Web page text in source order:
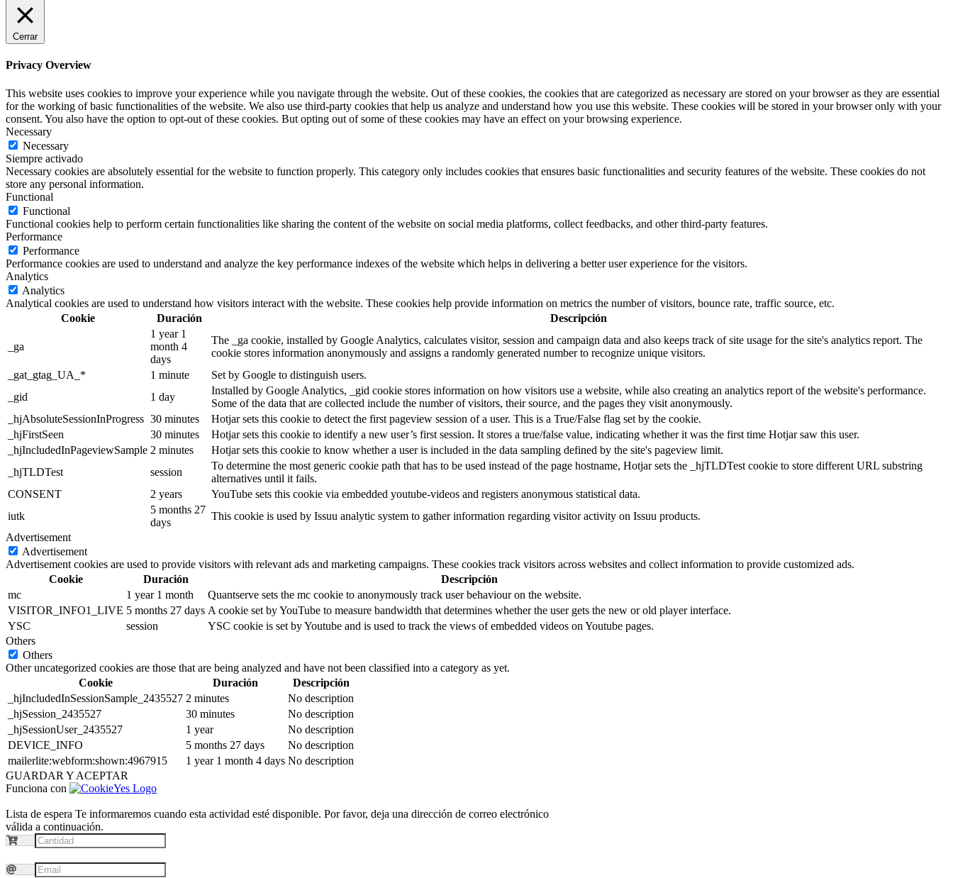
Cerrar
Privacy Overview
This website uses cookies to improve your experience while you navigate through the website. Out of these cookies, the cookies that are categorized as necessary are stored on your browser as they are essential
for the working of basic functionalities of the website. We also use third-party cookies that help us analyze and understand how you use this website. These cookies will be stored in your browser only with your
consent. You also have the option to opt-out of these cookies. But opting out of some of these cookies may have an effect on your browsing experience.
Necessary
Necessary
Siempre activado
Necessary cookies are absolutely essential for the website to function properly. This category only includes cookies that ensures basic functionalities and security features of the website. These cookies do not
store any personal information.
Functional
Functional
Functional cookies help to perform certain functionalities like sharing the content of the website on social media platforms, collect feedbacks, and other third-party features.
Performance
Performance
Performance cookies are used to understand and analyze the key performance indexes of the website which helps in delivering a better user experience for the visitors.
Analytics
Analytics
Analytical cookies are used to understand how visitors interact with the website. These cookies help provide information on metrics the number of visitors, bounce rate, traffic source, etc.
Cookie
Duración Descripción
_ga
1 year 1
month 4
days
The _ga cookie, installed by Google Analytics, calculates visitor, session and campaign data and also keeps track of site usage for the site's analytics report. The
cookie stores information anonymously and assigns a randomly generated number to recognize unique visitors.
_gat_gtag_UA_*
1 minute
Set by Google to distinguish users.
_gid
1 day
Installed by Google Analytics, _gid cookie stores information on how visitors use a website, while also creating an analytics report of the website's performance.
Some of the data that are collected include the number of visitors, their source, and the pages they visit anonymously.
_hjAbsoluteSessionInProgress 30 minutes
Hotjar sets this cookie to detect the first pageview session of a user. This is a True/False flag set by the cookie.
_hjFirstSeen
30 minutes
Hotjar sets this cookie to identify a new user’s first session. It stores a true/false value, indicating whether it was the first time Hotjar saw this user.
_hjIncludedInPageviewSample 2 minutes
Hotjar sets this cookie to know whether a user is included in the data sampling defined by the site's pageview limit.
_hjTLDTest
session
To determine the most generic cookie path that has to be used instead of the page hostname, Hotjar sets the _hjTLDTest cookie to store different URL substring
alternatives until it fails.
CONSENT
2 years
YouTube sets this cookie via embedded youtube-videos and registers anonymous statistical data.
iutk
5 months 27
days
This cookie is used by Issuu analytic system to gather information regarding visitor activity on Issuu products.
Advertisement
Advertisement
Advertisement cookies are used to provide visitors with relevant ads and marketing campaigns. These cookies track visitors across websites and collect information to provide customized ads.
Cookie
Duración
Descripción
mc
1 year 1 month
Quantserve sets the mc cookie to anonymously track user behaviour on the website.
VISITOR_INFO1_LIVE 5 months 27 days A cookie set by YouTube to measure bandwidth that determines whether the user gets the new or old player interface.
YSC
session
YSC cookie is set by Youtube and is used to track the views of embedded videos on Youtube pages.
Others
Others
Other uncategorized cookies are those that are being analyzed and have not been classified into a category as yet.
Cookie
Duración
Descripción
_hjIncludedInSessionSample_2435527 2 minutes
No description
_hjSession_2435527
30 minutes
No description
_hjSessionUser_2435527
1 year
No description
DEVICE_INFO
5 months 27 days
No description
mailerlite:webform:shown:4967915
1 year 1 month 4 days No description
GUARDAR Y ACEPTAR
Funciona con
Lista de espera Te informaremos cuando esta actividad esté disponible. Por favor, deja una dirección de correo electrónico
válida a continuación.